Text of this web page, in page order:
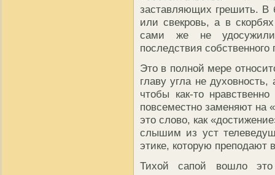
заставляющих грешить. В
или свекровь, а в
сами же не
последствия собственного
Это в полной мере
главу угла не
чтобы как-то
повсеместно заменяют на
это слово, как
слышим из уст
этике, которую преподают
Тихой сапой вошло